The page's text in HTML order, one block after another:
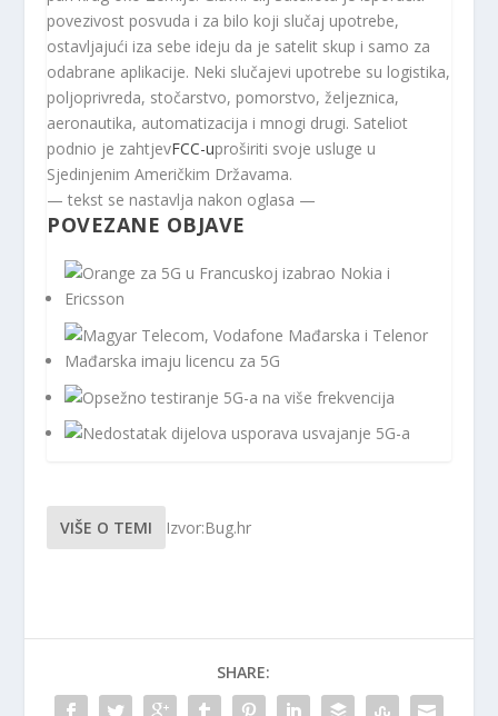
povezivost posvuda i za bilo koji slučaj upotrebe,
ostavljajući iza sebe ideju da je satelit skup i samo za
odabrane aplikacije. Neki slučajevi upotrebe su logistika,
poljoprivreda, stočarstvo, pomorstvo, željeznica,
aeronautika, automatizacija i mnogi drugi. Sateliot
podnio je zahtjevFCC-uproširiti svoje usluge u
Sjedinjenim Američkim Državama.
— tekst se nastavlja nakon oglasa —
POVEZANE OBJAVE
VIŠE O TEMI Izvor:Bug.hr
SHARE: